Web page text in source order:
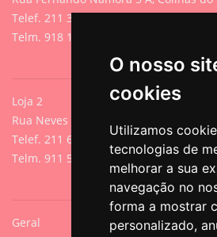
O nosso
cookies
Utilizamos
tecnologias de
melhorar a sua
navegação no
forma a mostrar
personalizado,
Telef. 211 395 882 (Chamada para
Telm. 918 107 618 (Chamada para
Loja 2
Rua Neves de Sousa 13A, Cacilhas,
Telef. 211 640 788 (Chamada para
Telm. 911 571 542 (Chamada para
Geral